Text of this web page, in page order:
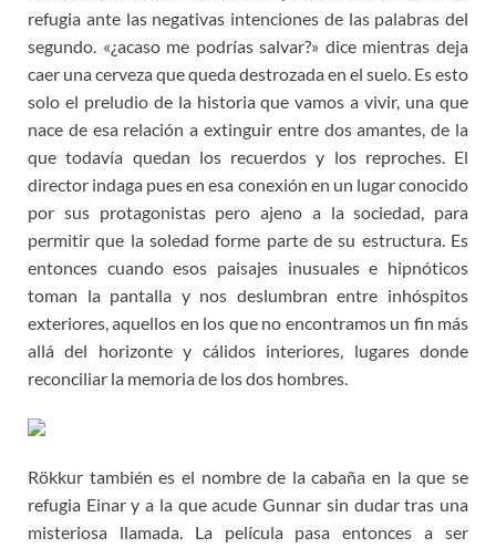
refugia ante las negativas intenciones de las palabras del
segundo. «¿acaso me podrías salvar?» dice mientras deja
caer una cerveza que queda destrozada en el suelo. Es esto
solo el preludio de la historia que vamos a vivir, una que
nace de esa relación a extinguir entre dos amantes, de la
que todavía quedan los recuerdos y los reproches. El
director indaga pues en esa conexión en un lugar conocido
por sus protagonistas pero ajeno a la sociedad, para
permitir que la soledad forme parte de su estructura. Es
entonces cuando esos paisajes inusuales e hipnóticos
toman la pantalla y nos deslumbran entre inhóspitos
exteriores, aquellos en los que no encontramos un fin más
allá del horizonte y cálidos interiores, lugares donde
reconciliar la memoria de los dos hombres.
Rökkur también es el nombre de la cabaña en la que se
refugia Einar y a la que acude Gunnar sin dudar tras una
misteriosa llamada. La película pasa entonces a ser